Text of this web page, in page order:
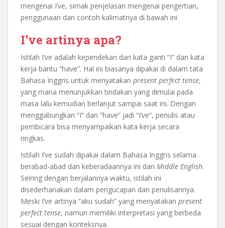
mengenai I’ve, simak penjelasan mengenai pengertian,
penggunaan dan contoh kalimatnya di bawah ini
I’ve artinya apa?
Istilah I’ve adalah kependekan dari kata ganti “I” dan kata
kerja bantu “have”. Hal ini biasanya dipakai di dalam tata
Bahasa Inggris untuk menyatakan present perfect tense,
yang mana menunjukkan tindakan yang dimulai pada
masa lalu kemudian berlanjut sampai saat ini. Dengan
menggabungkan “I” dan “have” jadi “I’ve”, penulis atau
pembicara bisa menyampaikan kata kerja secara
ringkas.
Istilah I’ve sudah dipakai dalam Bahasa Inggris selama
berabad-abad dan keberadaannya ini dari Middle English.
Seiring dengan berjalannya waktu, istilah ini
disederhanakan dalam pengucapan dan penulisannya.
Meski I’ve artinya “aku sudah” yang menyatakan present
perfect tense, namun memiliki interpretasi yang berbeda
sesuai dengan konteksnya.